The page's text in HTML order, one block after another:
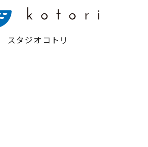
スタジオコトリ